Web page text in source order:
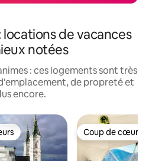
locations de vacances
notées
: ces logements sont très
de propreté et
encore.
les plus appréciés Coup de cœur
Coup de cœur